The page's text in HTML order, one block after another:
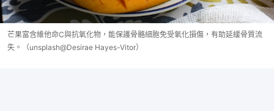
芒果富含維他命C與抗氧化物，能保護骨骼細胞免受氧化損傷，有助延緩骨質流
失。（unsplash@Desirae Hayes-Vitor）